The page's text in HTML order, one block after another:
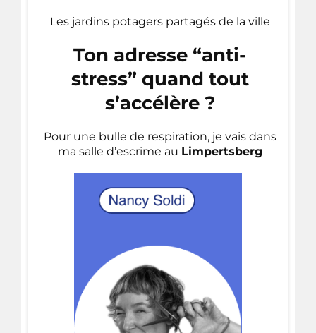
Les jardins potagers partagés de la ville
Ton adresse “anti-
stress” quand tout
s’accélère ?
Pour une bulle de respiration, je vais dans
ma salle d’escrime au Limpertsberg